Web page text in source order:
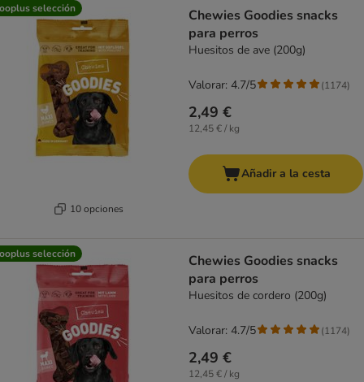
selección
10 opciones
Chewies Goodies snacks
para perros
Huesitos de ave (200g)
2,49 €
12,45 € / kg
Valorar: 4.7/5 (1174)
Añadir a la cesta
selección
Chewies Goodies snacks
para perros
Huesitos de cordero (200g)
2,49 €
12,45 € / kg
Valorar: 4.7/5 (1174)